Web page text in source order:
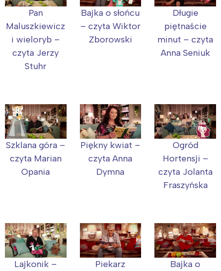
Pan
Maluszkiewicz
i wieloryb –
czyta Jerzy
Stuhr
Bajka o słońcu
– czyta Wiktor
Zborowski
Długie
piętnaście
minut – czyta
Anna Seniuk
Szklana góra –
czyta Marian
Opania
Piękny kwiat –
czyta Anna
Dymna
Ogród
Hortensji –
czyta Jolanta
Fraszyńska
Lajkonik –
Piekarz
Bajka o